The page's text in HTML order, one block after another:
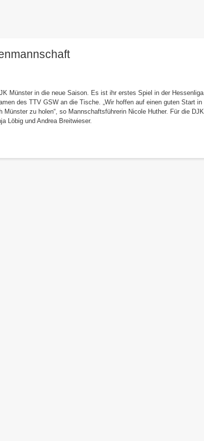
Münster in die neue Saison. Es ist ihr erstes Spiel in der Hessenliga.
des TTV GSW an die Tische. „Wir hoffen auf einen guten Start in
zu holen“, so Mannschaftsführerin Nicole Huther. Für die DJK
Löbig und Andrea Breitwieser.